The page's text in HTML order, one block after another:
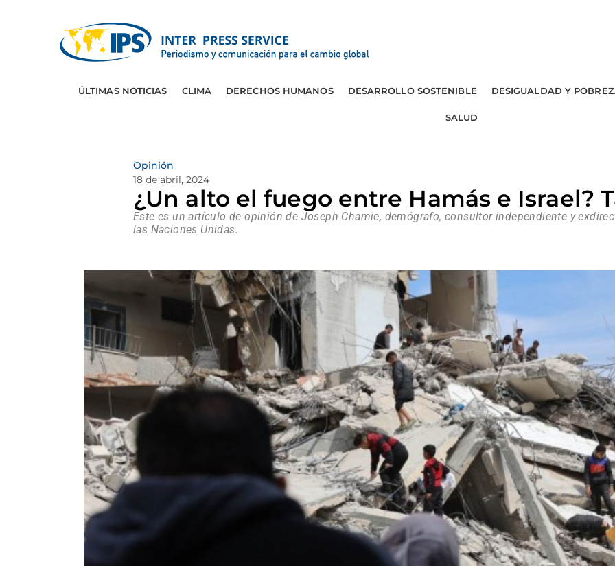
ÚLTIMAS NOTICIAS CLIMA DERECHOS HUMANOS DESARROLLO SOSTENIBLE DESIGUALDAD Y
SALUD
Opinión
18 de abril, 2024
¿Un alto el fuego entre Hamás e Israel?
Este es un artículo de opinión de Joseph Chamie, demógrafo, consultor independiente y
las Naciones Unidas.